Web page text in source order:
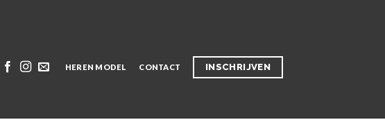
HEREN MODEL CONTACT INSCHRIJVEN